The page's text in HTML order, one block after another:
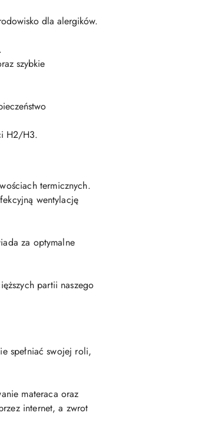
dla alergików.
szybkie
H2/H3.
termicznych.
wentylację
za optymalne
partii naszego
spełniać swojej roli,
materaca oraz
internet, a zwrot